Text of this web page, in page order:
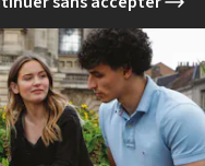
à participer à des
la Communication qui
du secteur.